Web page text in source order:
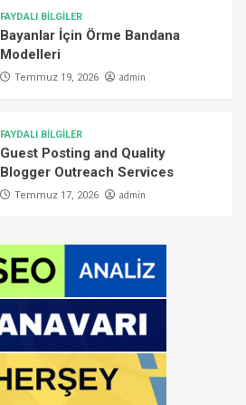
FAYDALI BİLGİLER
Bayanlar İçin Örme Bandana
Modelleri
Temmuz 19, 2026 admin
FAYDALI BİLGİLER
Guest Posting and Quality
Blogger Outreach Services
Temmuz 17, 2026 admin